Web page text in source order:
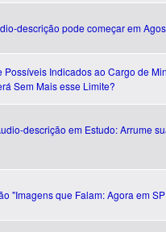
descrição pode começar em
Indicados ao Cargo de
Sem Mais esse Limite?
descrição em Estudo: Arrume
"Imagens que Falam: Agora em SP